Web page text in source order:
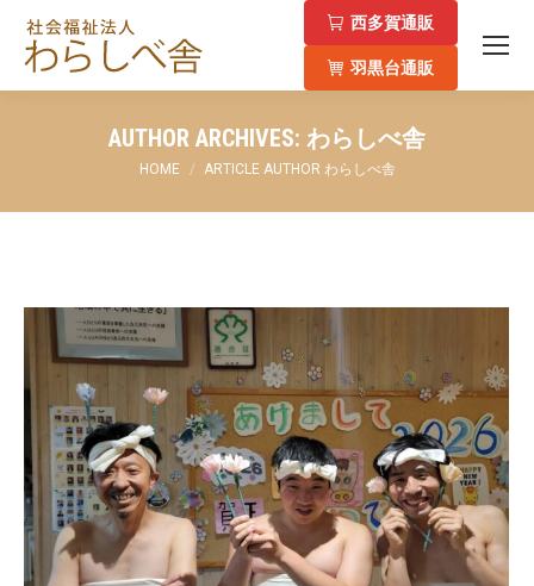
西多賀通販
羽黒台通販
AUTHOR ARCHIVES: わらしべ舎
You are here:
HOME ARTICLE AUTHOR わらしべ舎